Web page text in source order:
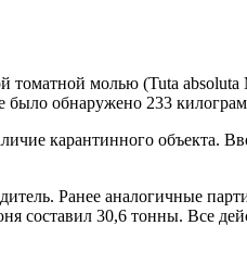
томатной молью (Tuta
обнаружено 233
карантинного объекта.
Ранее аналогичные
составил 30,6 тонны. Все